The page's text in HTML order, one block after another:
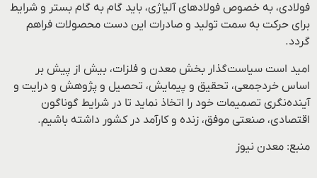
فولادی، به خصوص فولادهای آلیاژی، باید گام به گام بستر و شرایط
برای حرکت به سمت تولید و صادرات این دست محصولات فراهم
گردد.
امید است سیاست‌گذار بخش معدن و فلزات، بیش از پیش بر
اساس خردجمعی، تحقیق و پیمایش، تحصیل و پژوهش و درایت و
آینده‌نگری تصمیمات خود را اتخاذ نماید تا در شرایط گوناگون
اقتصادی، صنعتی موفق، زنده و کارآمد در کشور داشته باشیم.
منبع: معدن نیوز